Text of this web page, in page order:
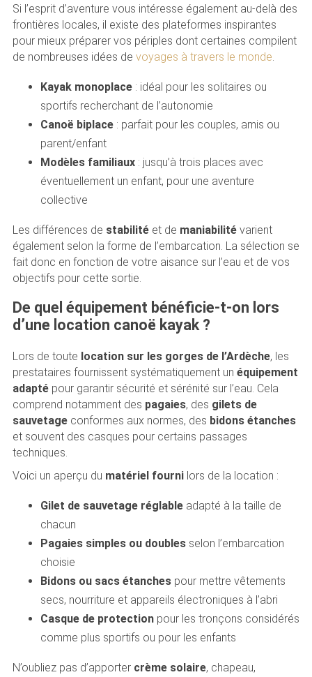
Si l’esprit d’aventure vous intéresse également au-delà des
frontières locales, il existe des plateformes inspirantes
pour mieux préparer vos périples dont certaines compilent
de nombreuses idées de voyages à travers le monde.
Kayak monoplace: idéal pour les solitaires ou
sportifs recherchant de l’autonomie
Canoë biplace: parfait pour les couples, amis ou
parent/enfant
Modèles familiaux: jusqu’à trois places avec
éventuellement un enfant, pour une aventure
collective
Les différences de stabilitéet de maniabilitévarient
également selon la forme de l’embarcation. La sélection se
fait donc en fonction de votre aisance sur l’eau et de vos
objectifs pour cette sortie.
De quel équipement bénéficie-t-on lors
d’une location canoë kayak ?
Lors de toute location sur les gorges de l’Ardèche, les
prestataires fournissent systématiquement un équipement
adaptépour garantir sécurité et sérénité sur l’eau. Cela
comprend notamment des pagaies, des gilets de
sauvetageconformes aux normes, des bidons étanches
et souvent des casques pour certains passages
techniques.
Voici un aperçu du matériel fournilors de la location :
Gilet de sauvetage réglableadapté à la taille de
chacun
Pagaies simples ou doublesselon l’embarcation
choisie
Bidons ou sacs étanchespour mettre vêtements
secs, nourriture et appareils électroniques à l’abri
Casque de protectionpour les tronçons considérés
comme plus sportifs ou pour les enfants
N’oubliez pas d’apporter crème solaire, chapeau,